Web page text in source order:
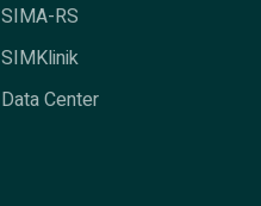
SIMA-RS
SIMKlinik
Data Center